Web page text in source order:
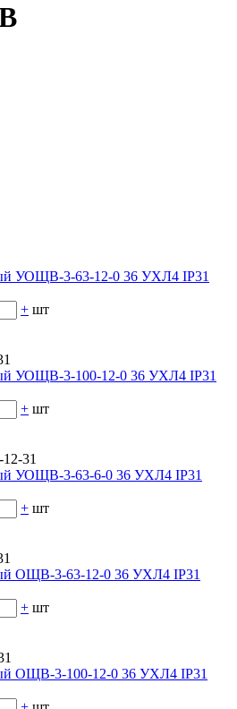
УОЩВ-3-63-12-0 36 УХЛ4 IP31
+ шт
УОЩВ-3-100-12-0 36 УХЛ4 IP31
+ шт
31
УОЩВ-3-63-6-0 36 УХЛ4 IP31
+ шт
ОЩВ-3-63-12-0 36 УХЛ4 IP31
+ шт
ОЩВ-3-100-12-0 36 УХЛ4 IP31